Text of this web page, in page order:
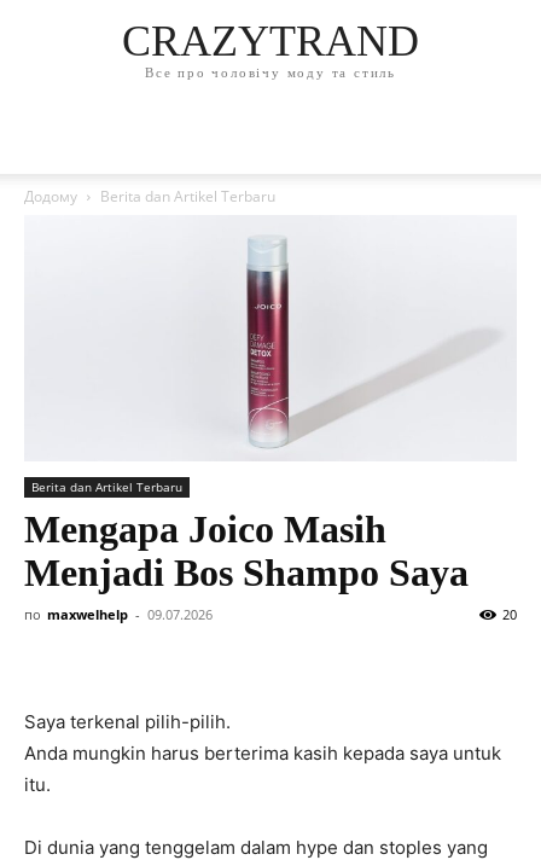
CRAZYTRAND
Все про чоловічу моду та стиль
Додому Berita dan Artikel Terbaru
Berita dan Artikel Terbaru
Mengapa Joico Masih
Menjadi Bos Shampo Saya
по maxwelhelp - 09.07.2026 20
Saya terkenal pilih-pilih.
Anda mungkin harus berterima kasih kepada saya untuk
itu.
Di dunia yang tenggelam dalam hype dan stoples yang